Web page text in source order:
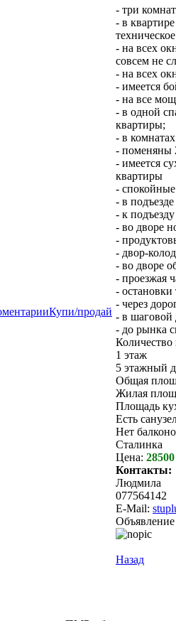
Купи/продай
- три
- в
- на всех
совсем не
- на всех
- имеется
- на все
- в одной
квартиры;
- в
- поменяны
- имеется
квартиры
- спокойные
- в
- к
- во дворе
-
- двор-
- во дворе
- проезжая
-
- через
- в шаговой
- до рынка
Количество
1 этаж
5 этажный
Общая
Жилая
Площадь
Есть
Нет
Сталинка
Цена: 28500
Контакты:
Людмила
077564142
E-Mail:
Назад